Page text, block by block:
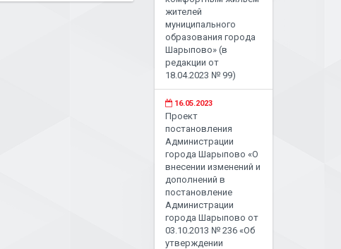
жителей
муниципального
образования города
Шарыпово» (в
редакции от
18.04.2023 № 99)
16.05.2023
Проект
постановления
Администрации
города Шарыпово «О
внесении изменений и
дополнений в
постановление
Администрации
города Шарыпово от
03.10.2013 № 236 «Об
утверждении